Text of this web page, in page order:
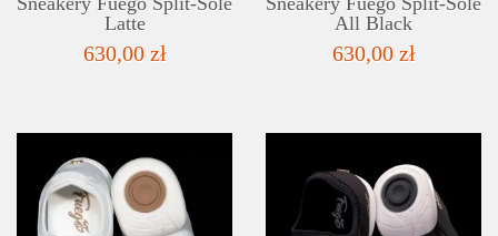
Latte
630,00 zł
All Black
630,00 zł